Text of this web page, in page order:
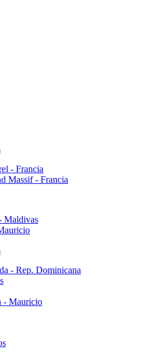
- Francia
Massif - Francia
Maldivas
- Rep. Dominicana
- Mauricio